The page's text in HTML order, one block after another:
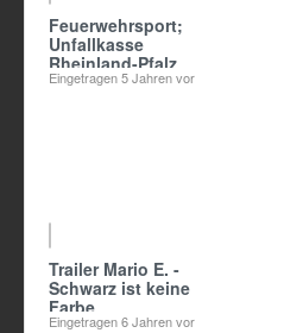
Feuerwehrsport;
Unfallkasse
Rheinland-Pfalz
Eingetragen5 Jahren vor
Trailer Mario E. -
Schwarz ist keine
Farbe
Eingetragen6 Jahren vor